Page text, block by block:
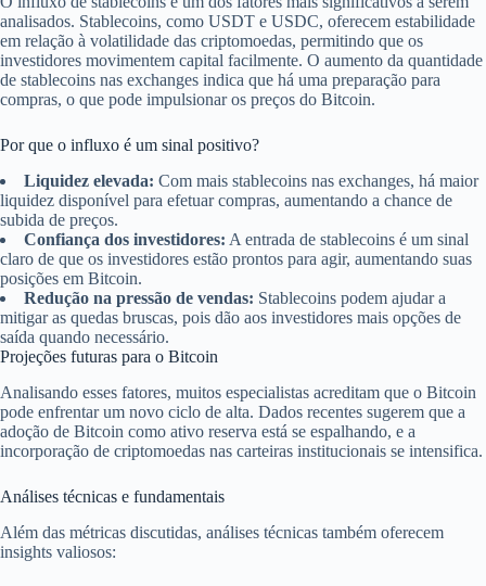
analisados. Stablecoins, como USDT e USDC, oferecem estabilidade
em relação à volatilidade das criptomoedas, permitindo que os
investidores movimentem capital facilmente. O aumento da quantidade
de stablecoins nas exchanges indica que há uma preparação para
compras, o que pode impulsionar os preços do Bitcoin.
Por que o influxo é um sinal positivo?
Liquidez elevada: Com mais stablecoins nas exchanges, há maior
liquidez disponível para efetuar compras, aumentando a chance de
subida de preços.
Confiança dos investidores: A entrada de stablecoins é um sinal
claro de que os investidores estão prontos para agir, aumentando suas
posições em Bitcoin.
Redução na pressão de vendas: Stablecoins podem ajudar a
mitigar as quedas bruscas, pois dão aos investidores mais opções de
saída quando necessário.
Projeções futuras para o Bitcoin
Analisando esses fatores, muitos especialistas acreditam que o Bitcoin
pode enfrentar um novo ciclo de alta. Dados recentes sugerem que a
adoção de Bitcoin como ativo reserva está se espalhando, e a
incorporação de criptomoedas nas carteiras institucionais se intensifica.
Análises técnicas e fundamentais
Além das métricas discutidas, análises técnicas também oferecem
insights valiosos: